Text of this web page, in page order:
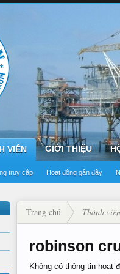
VIÊN
truy cập Hoạt động gần đây
GIỚI THIỆU
Trang chủ Thành viên
robinson
Không có thông tin hoạt